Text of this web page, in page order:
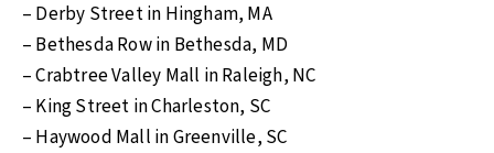
– Derby Street in Hingham, MA
– Bethesda Row in Bethesda, MD
– Crabtree Valley Mall in Raleigh, NC
– King Street in Charleston, SC
– Haywood Mall in Greenville, SC